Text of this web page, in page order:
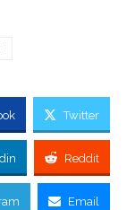
Twitter
Reddit
Email